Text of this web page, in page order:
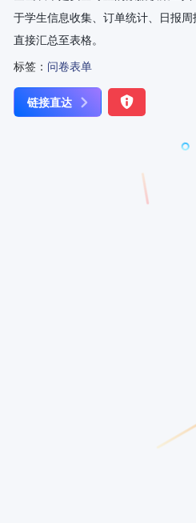
于学生信息收集、订单统计、日报
直接汇总至表格。
标签： 问卷表单
链接直达